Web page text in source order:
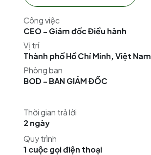
Công việc
CEO - Giám đốc Điều hành
Vị trí
Thành phố Hồ Chí Minh,Việt Nam
Phòng ban
BOD - BAN GIÁM ĐỐC
Thời gian trả lời
2 ngày
Quy trình
1 cuộc gọi điện thoại